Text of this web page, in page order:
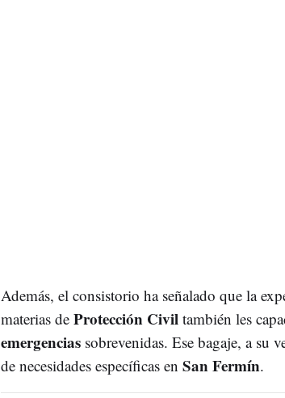
Además, el consistorio ha señalado que la
materias de Protección Civiltambién les
emergenciassobrevenidas. Ese bagaje, a su
de necesidades específicas en San Fermín.